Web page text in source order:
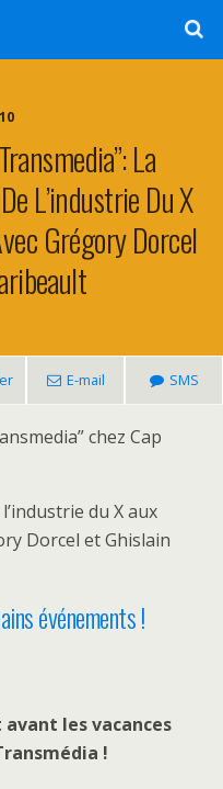
La
L’industrie Du X
Grégory Dorcel
E-mail SMS
chez Cap
du X aux
Dorcel et Ghislain
événements !
les vacances
!